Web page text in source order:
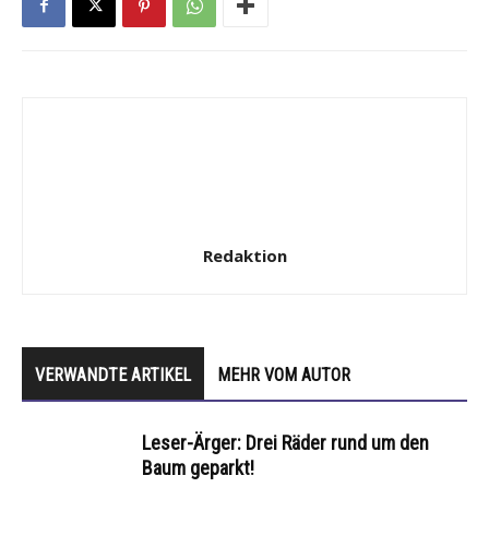
Redaktion
VERWANDTE ARTIKEL MEHR VOM AUTOR
Leser-Ärger: Drei Räder rund um den
Baum geparkt!